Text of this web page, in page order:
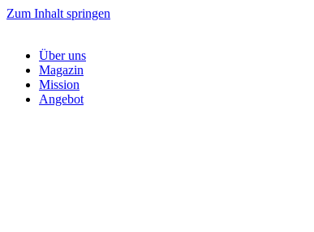
Zum Inhalt springen
Über uns
Magazin
Mission
Angebot